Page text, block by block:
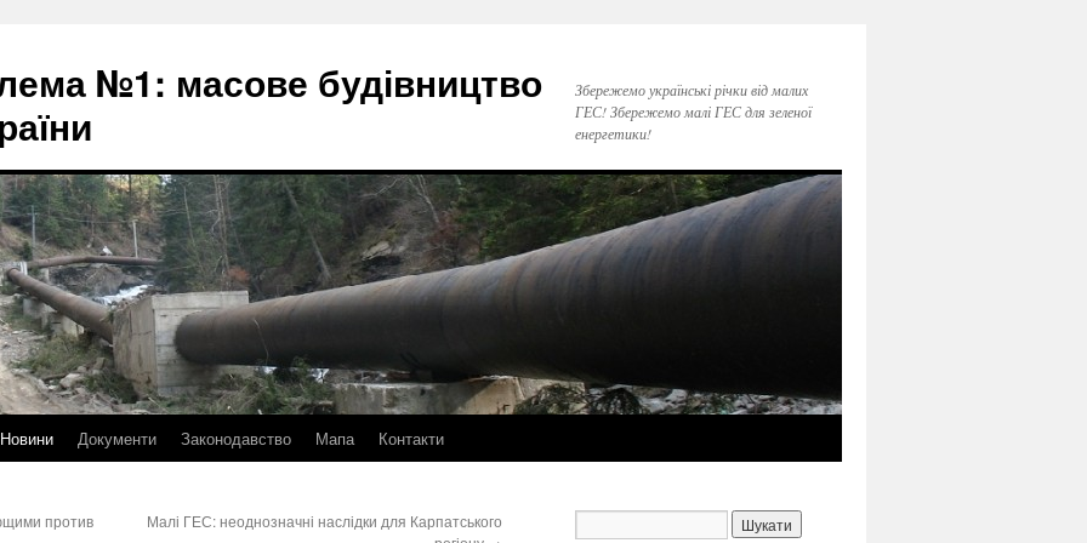
№1: масове будівництво
Збережемо українські річки від малих
ГЕС! Збережемо малі ГЕС для зеленої
енергетики!
Новини Документи Законодавство Мапа Контакти
против
Малі ГЕС: неоднозначні наслідки для Карпатського